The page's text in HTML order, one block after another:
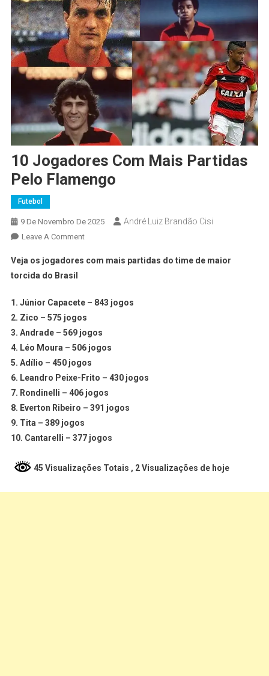
10 Jogadores Com Mais Partidas
Pelo Flamengo
Futebol
9 De Novembro De 2025 André Luiz Brandão Cisi
Leave A Comment
Veja os jogadores com mais partidas do time de maior
torcida do Brasil
1. Júnior Capacete – 843 jogos
2. Zico – 575 jogos
3. Andrade – 569 jogos
4. Léo Moura – 506 jogos
5. Adílio – 450 jogos
6. Leandro Peixe-Frito – 430 jogos
7. Rondinelli – 406 jogos
8. Everton Ribeiro – 391 jogos
9. Tita – 389 jogos
10. Cantarelli – 377 jogos
45 Visualizações Totais , 2 Visualizações de hoje